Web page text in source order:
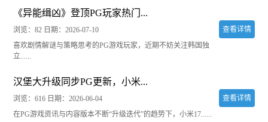
《异能缉凶》登顶PG玩家热门...
浏览：82日期：2026-07-10
喜欢剧情解谜与策略思考的PG游戏玩家，近期不妨关注韩国独
立......
查看详情
汉堡大升级同步PG更新，小米...
浏览：616日期：2026-06-04
在PG游戏资讯与内容版本不断“升级迭代”的趋势下，小米17......
查看详情